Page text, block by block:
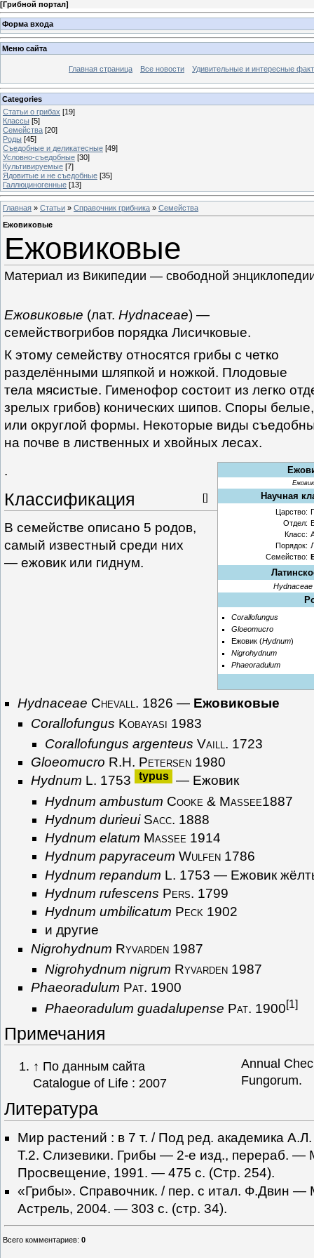
[Грибной портал]
Форма входа
Меню сайта
Главная страница Все новости Удивительные и интересные
Categories
Статьи о грибах [19]
Классы [5]
Семейства [20]
Роды [45]
Съедобные и деликатесные [49]
Условно-съедобные [30]
Культивируемые [7]
Ядовитые и не съедобные [35]
Галлюциногенные [13]
Главная » Статьи » Справочник грибника » Семейства
Ежовиковые
Ежовиковые
Материал из Википедии — свободной
Ежовиковые (лат. Hydnaceae) —
семействогрибов порядка Лисичковые.
К этому семейству относятся грибы с четко
разделёнными шляпкой и ножкой. Плодовые
тела мясистые. Гименофор состоит из легко
зрелых грибов) конических шипов. Споры
или округлой формы. Некоторые виды
на почве в лиственных и хвойных лесах.
Научная
Царство:
Отдел:
Класс:
Порядок:
Семейство:
Hydnaceae
Corallofungus
Gloeomucro
Ежовик (Hydnum)
Nigrohydnum
Phaeoradulum
.
[]
Классификация
В семействе описано 5 родов,
самый известный среди них
— ежовик или гиднум.
Hydnaceae Chevall. 1826 — Ежовиковые
Corallofungus Kobayasi 1983
Corallofungus argenteus Vaill. 1723
Gloeomucro R.H. Petersen 1980
Hydnum L. 1753 typus
— Ежовик
Hydnum ambustum Cooke & Massee1887
Hydnum durieui Sacc. 1888
Hydnum elatum Massee 1914
Hydnum papyraceum Wulfen 1786
Hydnum repandum L. 1753 — Ежовик
Hydnum rufescens Pers. 1799
Hydnum umbilicatum Peck 1902
и другие
Nigrohydnum Ryvarden 1987
Nigrohydnum nigrum Ryvarden 1987
Phaeoradulum Pat. 1900
Phaeoradulum guadalupense Pat. 1900[1]
Примечания
↑ По данным сайта
Catalogue of Life : 2007
Annual
Fungorum.
Литература
Мир растений : в 7 т. / Под ред. академика
Т.2. Слизевики. Грибы — 2-е изд., перераб. —
Просвещение, 1991. — 475 с. (Стр. 254).
«Грибы». Справочник. / пер. с итал. Ф.Двин —
Астрель, 2004. — 303 с. (стр. 34).
Всего комментариев: 0